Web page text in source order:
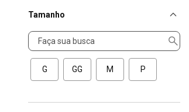
Tamanho
Tamanho
G GG M P